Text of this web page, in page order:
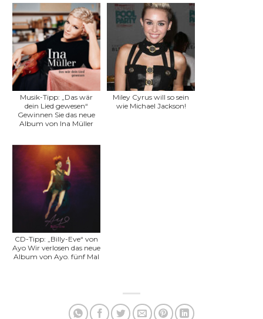
Musik-Tipp: „Das wär
dein Lied gewesen“
Gewinnen Sie das neue
Album von Ina Müller
Miley Cyrus will so sein
wie Michael Jackson!
CD-Tipp: „Billy-Eve“ von
Ayo Wir verlosen das neue
Album von Ayo. fünf Mal